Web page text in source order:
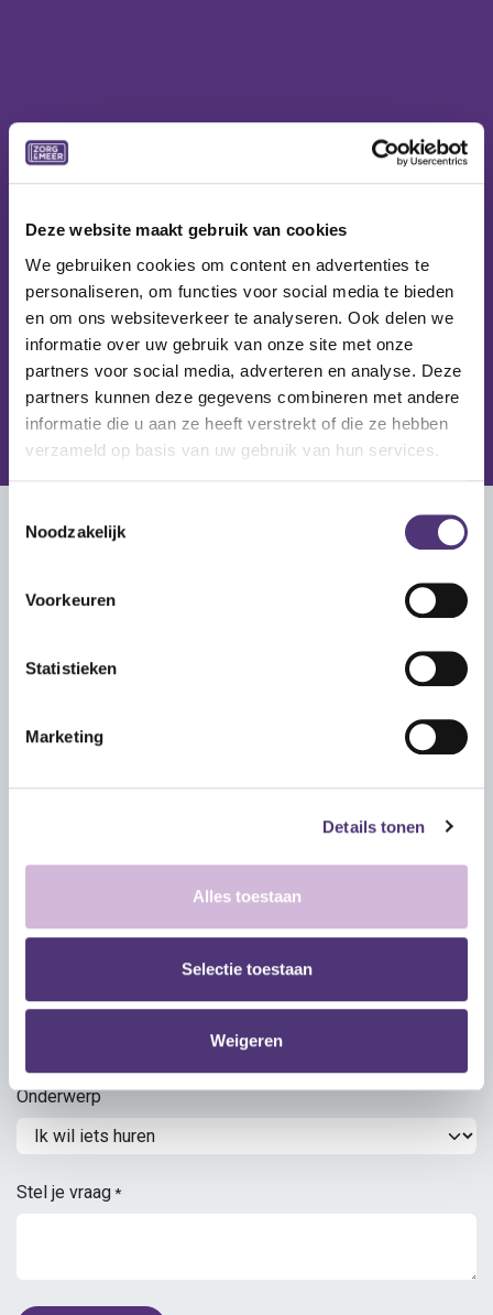
Deze website maakt gebruik van cookies
We gebruiken cookies om content en advertenties te
personaliseren, om functies voor social media te bieden
en om ons websiteverkeer te analyseren. Ook delen we
informatie over uw gebruik van onze site met onze
partners voor social media, adverteren en analyse. Deze
partners kunnen deze gegevens combineren met andere
informatie die u aan ze heeft verstrekt of die ze hebben
verzameld op basis van uw gebruik van hun services.
Noodzakelijk
Voorkeuren
Statistieken
Marketing
Details tonen
Alles toestaan
Selectie toestaan
Weigeren
Vul onderstaande formulier in. Na het indienen,
Adres
Onderwerp
Stel je vraag*